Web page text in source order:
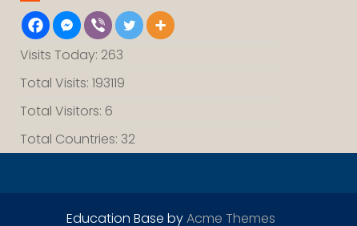
Visits Today: 263
Total Visits: 193119
Total Visitors: 6
Total Countries: 32
Education Base byAcme Themes